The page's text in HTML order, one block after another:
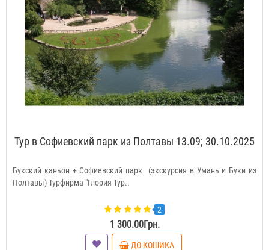
Тур в Софиевский парк из Полтавы 13.09; 30.10.2025
Букский каньон + Софиевский парк (экскурсия в Умань и Буки из
Полтавы) Турфирма "Глория-Тур..
2
1 300.00Грн.
ДО КОШИКА